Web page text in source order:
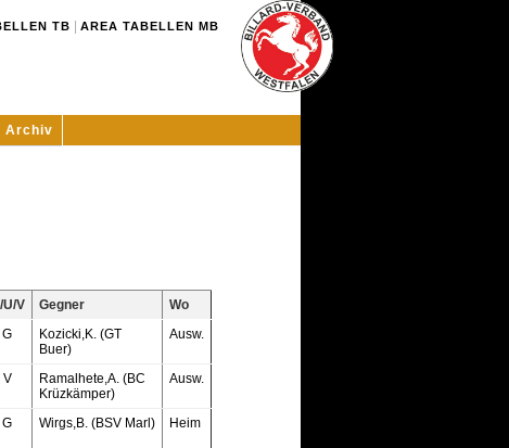
TB AREA TABELLEN MB
Archiv
U/V Gegner Wo
G
Kozicki,K. (GT
Buer)
Ausw.
V
Ramalhete,A. (BC
Krüzkämper)
Ausw.
G Wirgs,B. (BSV Marl) Heim